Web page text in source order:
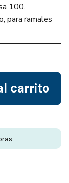
100.
para ramales
carrito
en tu lista